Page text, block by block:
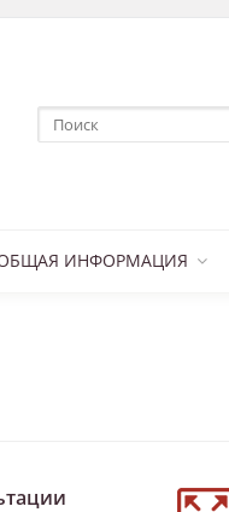
ИНФОРМАЦИЯ